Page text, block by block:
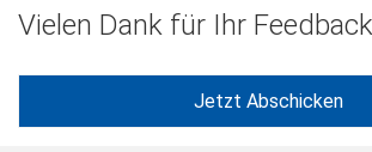
Vielen Dank für Ihr Feedback